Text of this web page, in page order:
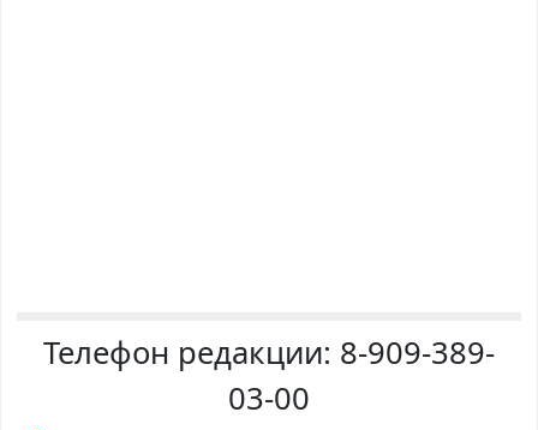
Телефон редакции: 8-909-389-
03-00